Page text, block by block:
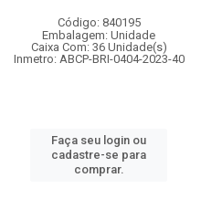
Código: 840195
Embalagem: Unidade
Caixa Com: 36 Unidade(s)
Inmetro: ABCP-BRI-0404-2023-40
Faça seu login ou
cadastre-se para
comprar.